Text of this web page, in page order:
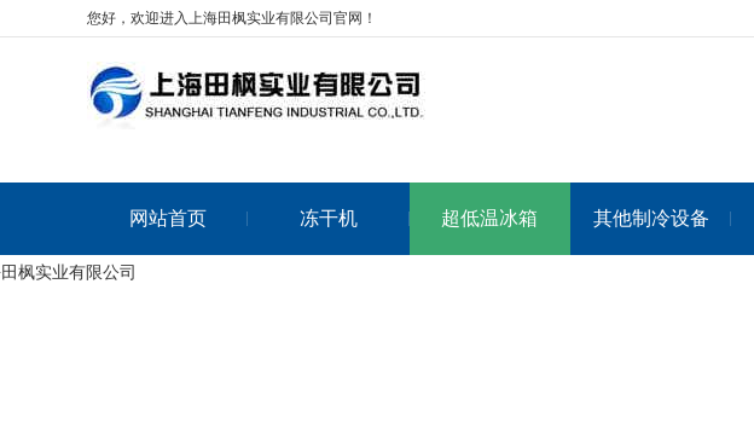
您好，欢迎进入上海田枫实业有限公司官网！
网站首页 冻干机 超低温冰箱 其他制冷设备